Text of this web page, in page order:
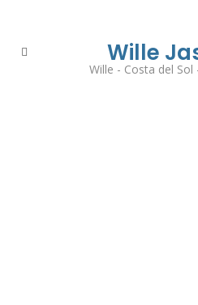
Wille
Wille - Costa del